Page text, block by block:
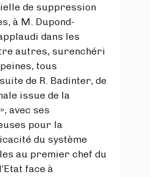
de suppression
à M. Dupond-
dans les
autres, surenchéri
tous
de R. Badinter, de
issue de la
avec ses
pour la
du système
au premier chef du
face à